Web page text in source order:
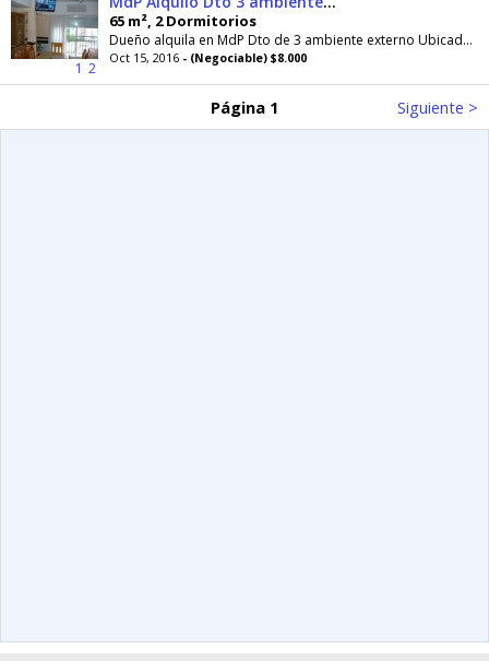
1 2
65 m², 2 Dormitorios
Dueño alquila en MdP Dto de 3 ambiente externo Ubicado en Calle
Oct 15, 2016 - (Negociable) $8.000
Página 1 Siguiente >